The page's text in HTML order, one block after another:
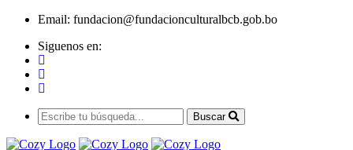
Email: fundacion@fundacionculturalbcb.gob.bo
Siguenos en:
Buscar